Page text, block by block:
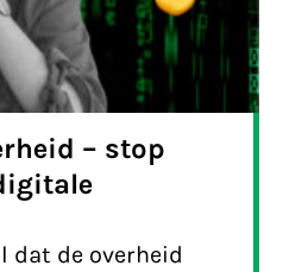
– stop
dat de overheid